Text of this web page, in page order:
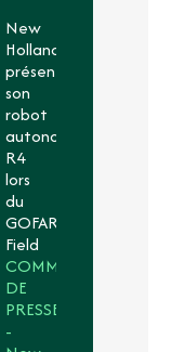
New
Holland
présente
son
robot
autonome
R4
lors
du
GOFAR
Field
COMMUNIQUÉ
DE
PRESSE
-